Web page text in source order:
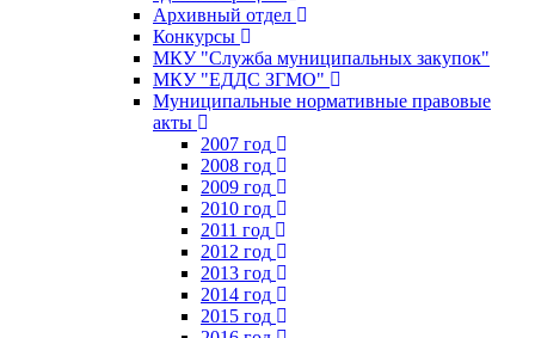
Архивный отдел
Конкурсы
МКУ "Служба муниципальных закупок"
МКУ "ЕДДС ЗГМО"
Муниципальные нормативные правовые
акты
2007 год
2008 год
2009 год
2010 год
2011 год
2012 год
2013 год
2014 год
2015 год